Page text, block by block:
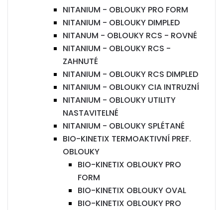
NITANIUM - OBLOUKY PRO FORM
NITANIUM - OBLOUKY DIMPLED
NITANUM - OBLOUKY RCS - ROVNÉ
NITANIUM - OBLOUKY RCS -
ZAHNUTÉ
NITANIUM - OBLOUKY RCS DIMPLED
NITANIUM - OBLOUKY CIA INTRUZNÍ
NITANIUM - OBLOUKY UTILITY
NASTAVITELNÉ
NITANIUM - OBLOUKY SPLÉTANÉ
BIO-KINETIX TERMOAKTIVNÍ PREF.
OBLOUKY
BIO-KINETIX OBLOUKY PRO
FORM
BIO-KINETIX OBLOUKY OVAL
BIO-KINETIX OBLOUKY PRO